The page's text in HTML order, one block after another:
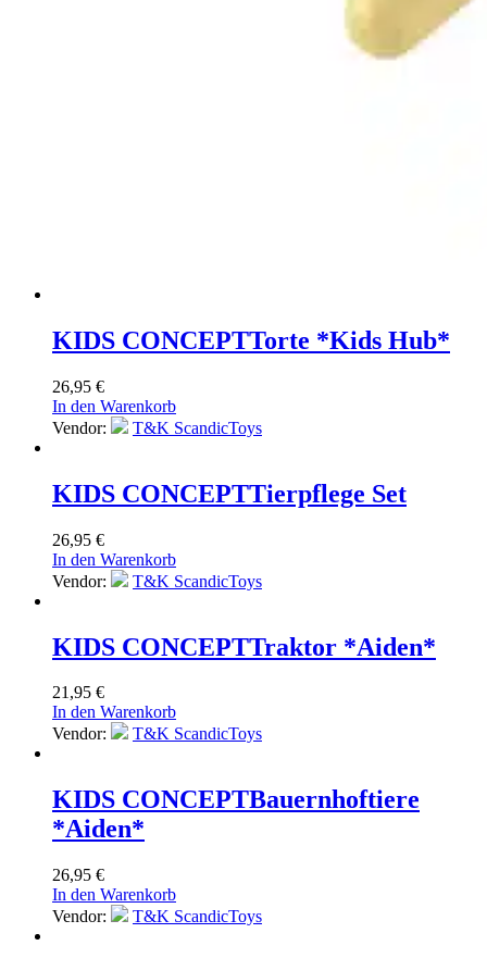
KIDS CONCEPTTorte *Kids Hub*
26,95 €
In den Warenkorb
Vendor:
T&K ScandicToys
KIDS CONCEPTTierpflege Set
26,95 €
In den Warenkorb
Vendor:
T&K ScandicToys
KIDS CONCEPTTraktor *Aiden*
21,95 €
In den Warenkorb
Vendor:
T&K ScandicToys
KIDS CONCEPTBauernhoftiere
*Aiden*
26,95 €
In den Warenkorb
Vendor:
T&K ScandicToys